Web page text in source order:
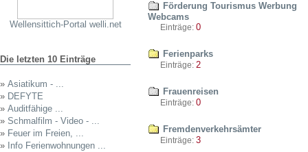
Wellensittich-Portal welli.net
Die letzten 10 Einträge
» Asiatikum - ...
» DEFYTE
» Auditfähige ...
» Schmalfilm - Video - ...
» Feuer im Freien, ...
» Info Ferienwohnungen ...
Förderung Tourismus Werbung
Webcams
Einträge: 0
Ferienparks
Einträge: 2
Frauenreisen
Einträge: 0
Fremdenverkehrsämter
Einträge: 3